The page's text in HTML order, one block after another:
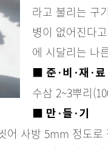
라고 불리는 구
병이 없어진다
에 시달리는 나
■ 준·비·재·료
수삼 2~3뿌리
■ 만·들·기
어 사방 5mm 정도로